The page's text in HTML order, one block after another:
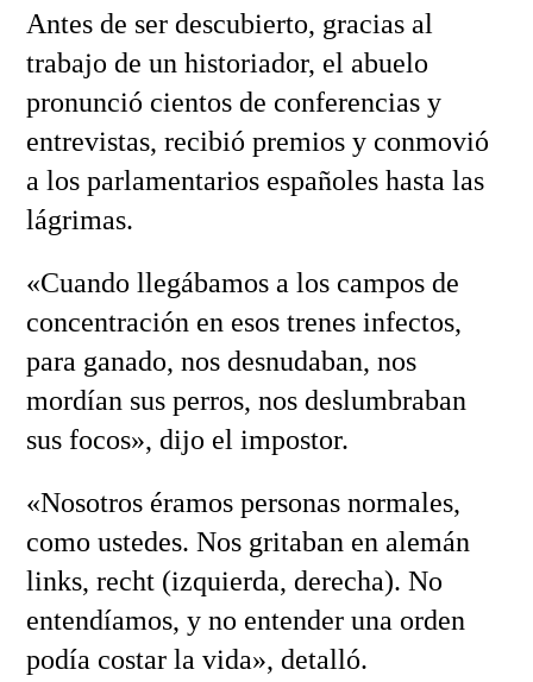
Antes de ser descubierto, gracias al
trabajo de un historiador, el abuelo
pronunció cientos de conferencias y
entrevistas, recibió premios y conmovió
a los parlamentarios españoles hasta las
lágrimas.
«Cuando llegábamos a los campos de
concentración en esos trenes infectos,
para ganado, nos desnudaban, nos
mordían sus perros, nos deslumbraban
sus focos», dijo el impostor.
«Nosotros éramos personas normales,
como ustedes. Nos gritaban en alemán
links, recht (izquierda, derecha). No
entendíamos, y no entender una orden
podía costar la vida», detalló.